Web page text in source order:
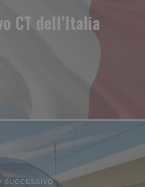
CT dell’Italia
SUCCESSIVO